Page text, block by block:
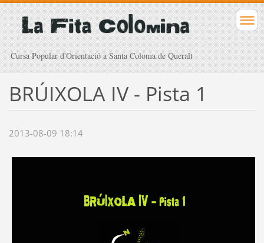
Cursa Popular d'Orientació a Santa Coloma de Queralt
BRÚIXOLA IV - Pista 1
2013-08-09 18:14